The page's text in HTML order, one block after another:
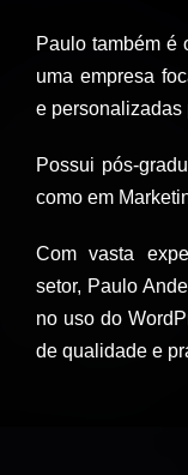
Paulo também é
uma empresa
e personalizadas
Possui pós-
como em
Com vasta
setor, Paulo
no uso do
de qualidade e